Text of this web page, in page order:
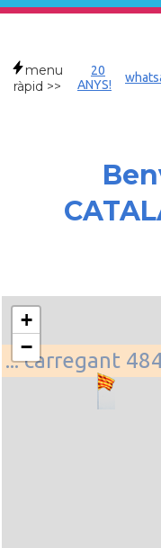
menu
ràpid >>
20
ANYS!
... carregant
+
−